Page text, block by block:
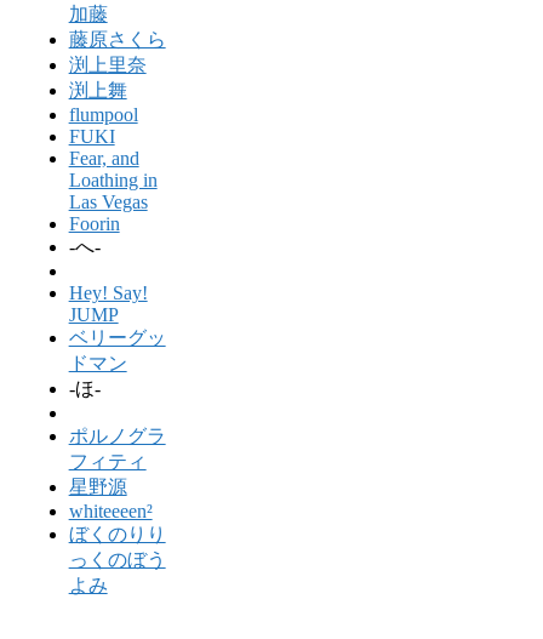
加藤
藤原さくら
渕上里奈
渕上舞
flumpool
FUKI
Fear, and
Loathing in
Las Vegas
Foorin
-へ-
Hey! Say!
JUMP
ベリーグッ
ドマン
-ほ-
ポルノグラ
フィティ
星野源
whiteeeen²
ぼくのりり
っくのぼう
よみ